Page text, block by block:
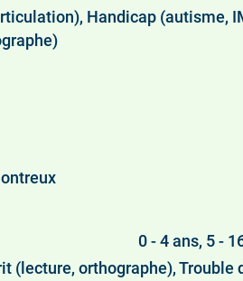
Handicap (autisme,
0 - 4 ans, 5 -
(lecture, orthographe), Trouble